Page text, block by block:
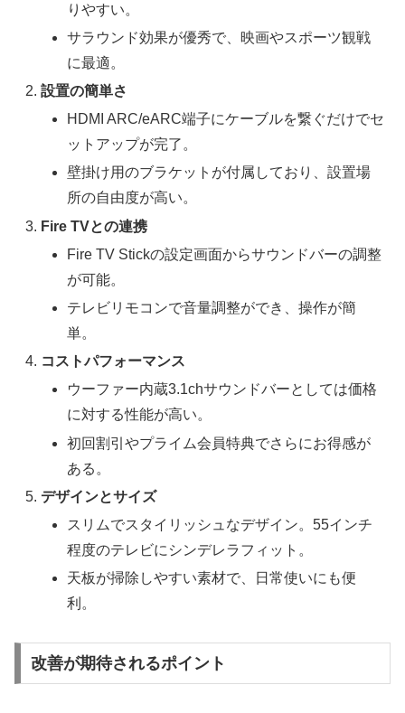
りやすい。
サラウンド効果が優秀で、映画やスポーツ観戦
に最適。
設置の簡単さ
HDMI ARC/eARC端子にケーブルを繋ぐだけでセ
ットアップが完了。
壁掛け用のブラケットが付属しており、設置場
所の自由度が高い。
Fire TVとの連携
Fire TV Stickの設定画面からサウンドバーの調整
が可能。
テレビリモコンで音量調整ができ、操作が簡
単。
コストパフォーマンス
ウーファー内蔵3.1chサウンドバーとしては価格
に対する性能が高い。
初回割引やプライム会員特典でさらにお得感が
ある。
デザインとサイズ
スリムでスタイリッシュなデザイン。55インチ
程度のテレビにシンデレラフィット。
天板が掃除しやすい素材で、日常使いにも便
利。
改善が期待されるポイント